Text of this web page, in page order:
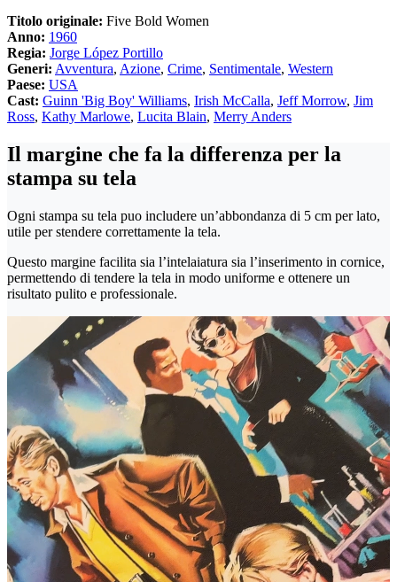
Titolo originale: Five Bold Women
Anno: 1960
Regia: Jorge López Portillo
Generi: Avventura, Azione, Crime, Sentimentale, Western
Paese: USA
Cast: Guinn 'Big Boy' Williams, Irish McCalla, Jeff Morrow, Jim
Ross, Kathy Marlowe, Lucita Blain, Merry Anders
Il margine che fa la differenza per la
stampa su tela
Ogni stampa su tela puo includere un’abbondanza di 5 cm per lato,
utile per stendere correttamente la tela.
Questo margine facilita sia l’intelaiatura sia l’inserimento in cornice,
permettendo di tendere la tela in modo uniforme e ottenere un
risultato pulito e professionale.